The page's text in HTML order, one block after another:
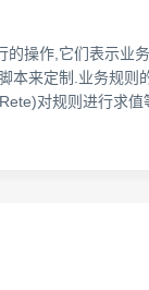
操作,它们表示
来定制.业务规
对规则进行求